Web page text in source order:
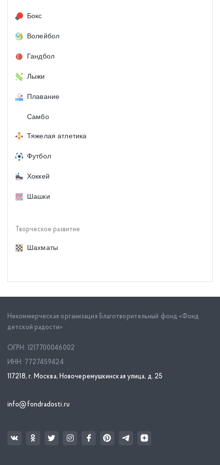
Бокс
Волейбол
Гандбол
Лыжи
Плавание
Самбо
Тяжелая атлетика
Футбол
Хоккей
Шашки
Творческое развитие
Шахматы
Некоммерческая организация Благотворительный фонд «Фонд
детской радости»
ОГРН: 1217700046002
ИНН: 7727459424
117218, г. Москва, Новочеремушкинская улица, д. 25
info@fondradosti.ru